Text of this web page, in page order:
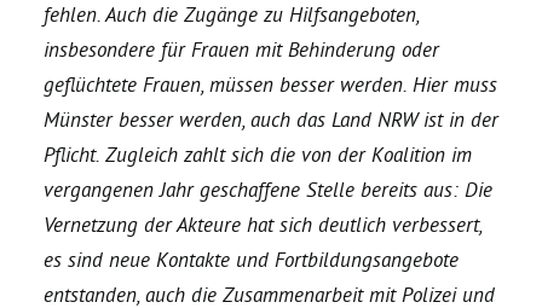
Ratsmitglieder 2025 – 2030
Fraktionsgeschäftsstelle
Bezirksvertretungen
fehlen. Auch die Zugänge zu Hilfsangeboten,
insbesondere für Frauen mit Behinderung oder
geflüchtete Frauen, müssen besser werden. Hier muss
Münster besser werden, auch das Land NRW ist in der
Pflicht. Zugleich zahlt sich die von der Koalition im
vergangenen Jahr geschaffene Stelle bereits aus: Die
Vernetzung der Akteure hat sich deutlich verbessert,
es sind neue Kontakte und Fortbildungsangebote
entstanden, auch die Zusammenarbeit mit Polizei und